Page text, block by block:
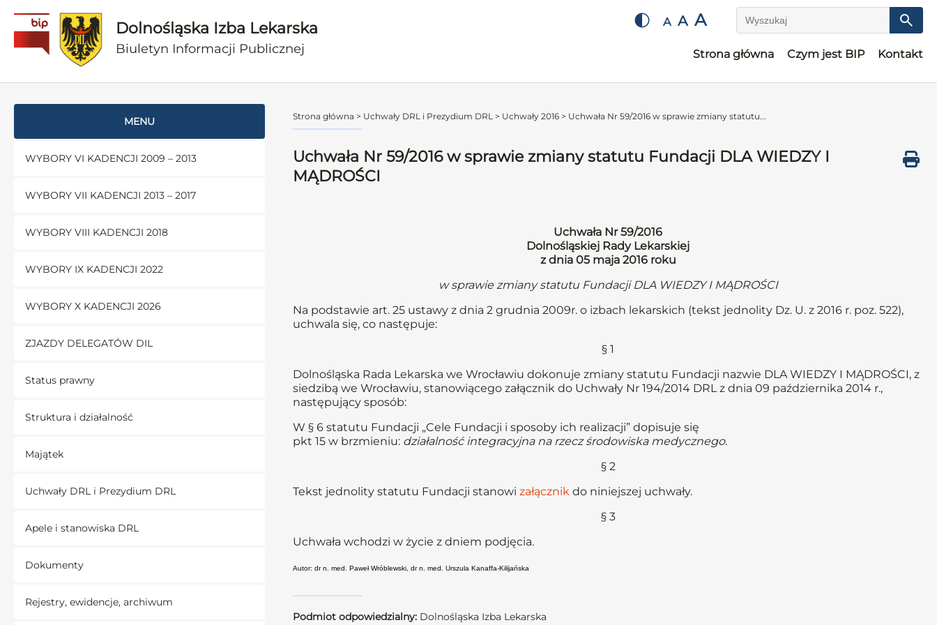
Dolnośląska Izba Lekarska
Biuletyn Informacji Publicznej
A A A Wyszukaj
Strona główna Czym jest BIP Kontakt
MENU
WYBORY VI KADENCJI 2009 – 2013
WYBORY VII KADENCJI 2013 – 2017
WYBORY VIII KADENCJI 2018
WYBORY IX KADENCJI 2022
WYBORY X KADENCJI 2026
ZJAZDY DELEGATÓW DIL
Status prawny
Struktura i działalność
Majątek
Uchwały DRL i Prezydium DRL
Apele i stanowiska DRL
Dokumenty
Rejestry, ewidencje, archiwum
Strona główna > Uchwały DRL i Prezydium DRL > Uchwały 2016 > Uchwała Nr 59/2016 w sprawie zmiany statutu...
Uchwała Nr 59/2016 w sprawie zmiany statutu Fundacji DLA WIEDZY I
MĄDROŚCI
Uchwała Nr 59/2016
Dolnośląskiej Rady Lekarskiej
z dnia 05 maja 2016 roku
w sprawie zmiany statutu Fundacji DLA WIEDZY I MĄDROŚCI
Na podstawie art. 25 ustawy z dnia 2 grudnia 2009r. o izbach lekarskich (tekst jednolity Dz. U. z 2016 r. poz. 522),
uchwala się, co następuje:
§ 1
Dolnośląska Rada Lekarska we Wrocławiu dokonuje zmiany statutu Fundacji nazwie DLA WIEDZY I MĄDROŚCI, z
siedzibą we Wrocławiu, stanowiącego załącznik do Uchwały Nr 194/2014 DRL z dnia 09 października 2014 r.,
następujący sposób:
W § 6 statutu Fundacji „Cele Fundacji i sposoby ich realizacji” dopisuje się
pkt 15 w brzmieniu: działalność integracyjna na rzecz środowiska medycznego.
§ 2
Tekst jednolity statutu Fundacji stanowi załącznik do niniejszej uchwały.
§ 3
Uchwała wchodzi w życie z dniem podjęcia.
Autor: dr n. med. Paweł Wróblewski, dr n. med. Urszula Kanaffa-Kilijańska
Podmiot odpowiedzialny: Dolnośląska Izba Lekarska